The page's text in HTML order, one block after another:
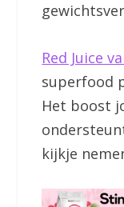
Red Juice
superfood
Het boost
kijkje